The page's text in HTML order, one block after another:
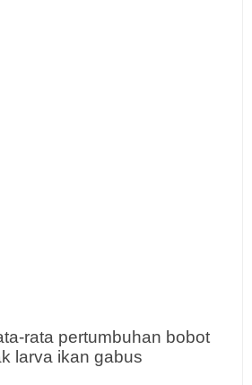
rata pertumbuhan bobot
larva ikan gabus